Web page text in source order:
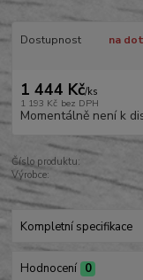
Dostupnost na
1 444 Kč/ks
1 193 Kč bez DPH
Momentálně není k
Číslo produktu:
Výrobce:
Kompletní specifikace
Hodnocení 0